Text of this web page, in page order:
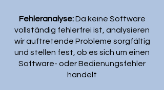
Fehleranalyse:Da keine Software
vollständig fehlerfrei ist, analysieren
wir auftretende Probleme sorgfältig
und stellen fest, ob es sich um einen
Software- oder Bedienungsfehler
handelt